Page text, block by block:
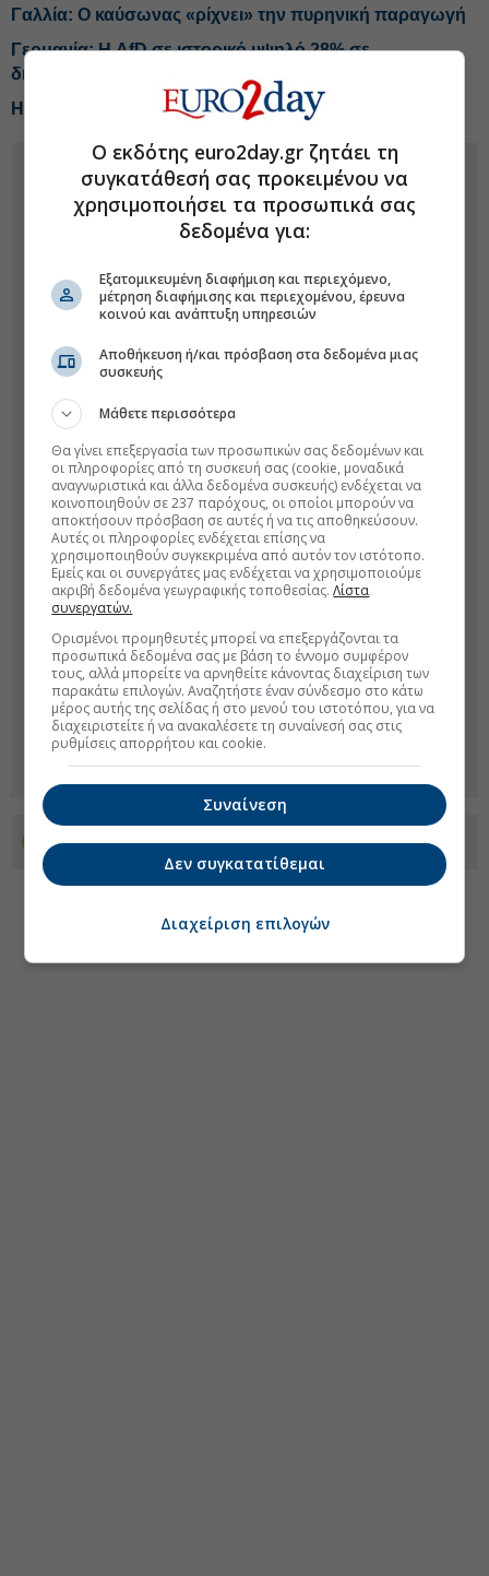
Γαλλία: Ο καύσωνας «ρίχνει» την πυρηνική παραγωγή
Γερμανία: Η AfD σε ιστορικό υψηλό 28% σε
δημοσκόπηση
Η ADNOC επενδύει $1,3 δισ. σε τάνκερ
Προσθέστε το euro2day.gr στο Discover
Ο εκδότης euro2day.gr ζητάει τη
συγκατάθεσή σας προκειμένου να
χρησιμοποιήσει τα προσωπικά σας
δεδομένα για:
Εξατομικευμένη διαφήμιση και περιεχόμενο,
μέτρηση διαφήμισης και περιεχομένου, έρευνα
κοινού και ανάπτυξη υπηρεσιών
Αποθήκευση ή/και πρόσβαση στα δεδομένα μιας
συσκευής
Μάθετε περισσότερα
Θα γίνει επεξεργασία των προσωπικών σας δεδομένων και
οι πληροφορίες από τη συσκευή σας (cookie, μοναδικά
αναγνωριστικά και άλλα δεδομένα συσκευής) ενδέχεται να
κοινοποιηθούν σε 237 παρόχους, οι οποίοι μπορούν να
αποκτήσουν πρόσβαση σε αυτές ή να τις αποθηκεύσουν.
Αυτές οι πληροφορίες ενδέχεται επίσης να
χρησιμοποιηθούν συγκεκριμένα από αυτόν τον ιστότοπο.
Εμείς και οι συνεργάτες μας ενδέχεται να χρησιμοποιούμε
ακριβή δεδομένα γεωγραφικής τοποθεσίας.Λίστα
συνεργατών.
Ορισμένοι προμηθευτές μπορεί να επεξεργάζονται τα
προσωπικά δεδομένα σας με βάση το έννομο συμφέρον
τους, αλλά μπορείτε να αρνηθείτε κάνοντας διαχείριση των
παρακάτω επιλογών. Αναζητήστε έναν σύνδεσμο στο κάτω
μέρος αυτής της σελίδας ή στο μενού του ιστοτόπου, για να
διαχειριστείτε ή να ανακαλέσετε τη συναίνεσή σας στις
ρυθμίσεις απορρήτου και cookie.
Συναίνεση
Δεν συγκατατίθεμαι
Διαχείριση επιλογών